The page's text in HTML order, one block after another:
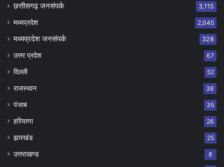
छत्तीसगढ़ जनसंपर्क 3,115
मध्यप्रदेश 2,045
मध्यप्रदेश जनसंपर्क 328
उत्तर प्रदेश 67
दिल्ली 52
राजस्थान 38
पंजाब 35
हरियाणा 26
झारखंड 25
उत्तराखण्ड 8